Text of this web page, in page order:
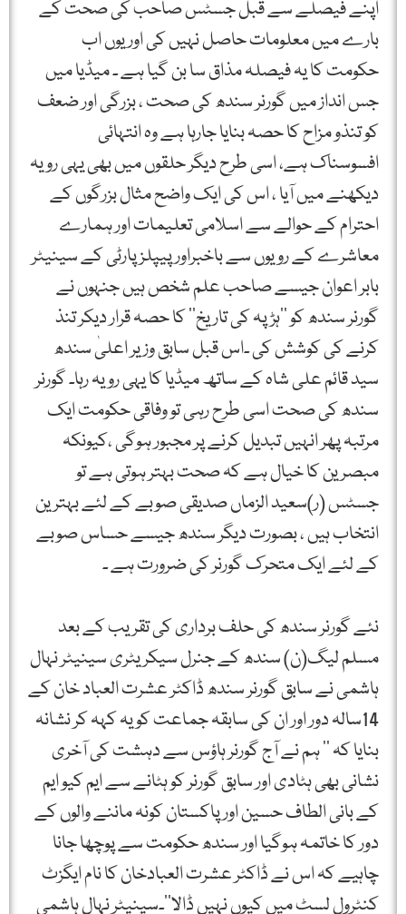
اپنے فیصلے سے قبل جسٹس صاحب کی صحت کے
بارے میں معلومات حاصل نہیں کی اور یوں اب
حکومت کا یہ فیصلہ مذاق سا بن گیا ہے ۔ میڈیا میں
جس انداز میں گورنر سندھ کی صحت ، بزرگی اور ضعف
کو تنذو مزاح کا حصہ بنایا جارہا ہے وہ انتہائی
افسوسناک ہے، اسی طرح دیگر حلقوں میں بھی یہی رویہ
دیکھنے میں آیا ، اس کی ایک واضح مثال بزرگوں کے
احترام کے حوالے سے اسلامی تعلیمات اور ہمارے
معاشرے کے رویوں سے باخبراور پیپلزپارٹی کے سینیٹر
بابر اعوان جیسے صاحب علم شخص ہیں جنہوں نے
گورنر سندھ کو ’’ہڑپہ کی تاریخ‘‘ کا حصہ قرار دیکر تنذ
کرنے کی کوشش کی ۔اس قبل سابق وزیر اعلیٰ سندھ
سید قائم علی شاہ کے ساتھ میڈیا کا یہی رویہ رہا۔ گورنر
سندھ کی صحت اسی طرح رہی تو وفاقی حکومت ایک
مرتبہ پھر انہیں تبدیل کرنے پر مجبور ہوگی ،کیونکہ
مبصرین کا خیال ہے کہ صحت بہتر ہوتی ہے تو
جسٹس (ر)سعید الزماں صدیقی صوبے کے لئے بہترین
انتخاب ہیں ، بصورت دیگر سندھ جیسے حساس صوبے
کے لئے ایک متحرک گورنر کی ضرورت ہے ۔
نئے گورنر سندھ کی حلف برداری کی تقریب کے بعد
مسلم لیگ(ن) سندھ کے جنرل سیکریٹری سینیٹر نہال
ہاشمی نے سابق گورنر سندھ ڈاکٹر عشرت العباد خان کے
14سالہ دور اور ان کی سابقہ جماعت کو یہ کہہ کر نشانہ
بنایا کہ ’’ ہم نے آج گورنر ہاؤس سے دہشت کی آخری
نشانی بھی ہٹادی اور سابق گورنر کو ہٹانے سے ایم کیو ایم
کے بانی الطاف حسین اور پاکستان کونہ ماننے والوں کے
دور کا خاتمہ ہوگیا اور سندھ حکومت سے پوچھا جانا
چاہیے کہ اس نے ڈاکٹر عشرت العبادخان کا نام ایگزٹ
کنٹرول لسٹ میں کیوں نہیں ڈالا‘‘۔سینیٹر نہال ہاشمی